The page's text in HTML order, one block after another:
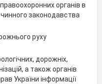
органів в
законодавства
руху
дорожніх,
а також органів
України інформації